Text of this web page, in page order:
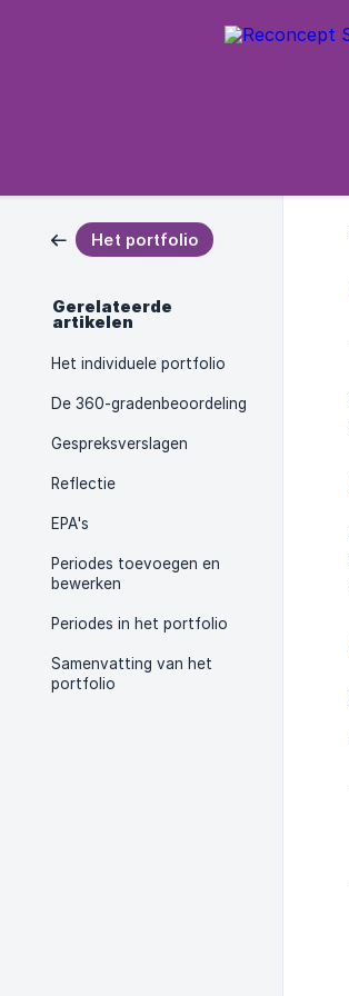
Het portfolio
Gerelateerde
artikelen
Het individuele portfolio
De 360-gradenbeoordeling
Gespreksverslagen
Reflectie
EPA's
Periodes toevoegen en
bewerken
Periodes in het portfolio
Samenvatting van het
portfolio